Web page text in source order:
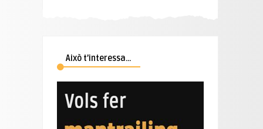
Això t’interessa…